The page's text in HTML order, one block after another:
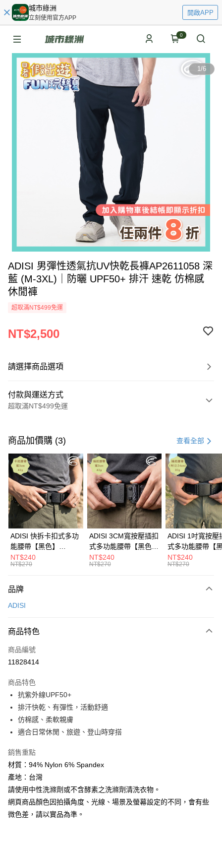
城市綠洲
立刻使用官方APP
開啟APP
0
1/6
ADISI 男彈性透氣抗UV快乾長褲AP2611058 深
藍 (M-3XL)｜防曬 UPF50+ 排汗 速乾 仿棉感
休閒褲
超取滿NT$499免運
NT$2,500
請選擇商品選項
付款與運送方式
超取滿NT$499免運
信用卡一次付款
超商取貨付款
LINE Pay
Apple Pay
街口支付
悠遊付
Google Pay
全盈+PAY
AFTEE先享後付
【關於「AFTEE先享後付」】
便利好安心！
１．簡單：不需註冊會員、不需綁卡、不需儲值。
２．便利：只要手機號碼，簡訊認證，即可結帳。
３．安心：先確認商品／服務後，再付款。
１．於結帳方式選擇「AFTEE先享後付」後，將跳轉至「AFTEE先享後付」
結帳頁面，進行簡訊認證並確認金額後，即可完成結帳。
２．訂單成立數日內，您將收到繳費通知簡訊。
３．收到繳費通知簡訊後14天內，點擊此簡訊中的連結，可透過四大超商／
ATM／網路銀行／等多元方式進行付款，方視為交易完成。
購買商品的店家。未經商家同意取消之訂單仍視為有效，需透過AFTEE先享
※ 交易是否成功請以「AFTEE先享後付 」之結帳頁面顯示為準，若有關於
是否繳費成功／繳費後需取消欲退款等相關疑問，請聯繫「AFTEE先享後付
客戶支援中心」
https://netprotections.freshdesk.com/support/home
【注意事項】
１．透過由恩沛科技股份有限公司提供之「AFTEE先享後付」服務完成之交
易，需依本服務之必要範圍內提供個人資料，並將交易相關給付款項請求債
權轉讓予恩沛科技股份有限公司。
貨到付款
運送方式
7-11取貨付款
每筆NT$60，滿NT$799(含以上)免運費
每筆NT$100，滿NT$799(含以上)免運費
付款後門市自取
免運費
貨到付款
每筆NT$130，滿NT$3,000(含以上)免運費
商品加價購 (3) 查看全部
ADISI 快拆卡扣式多功
能腰帶【黑色】
AS26038 / MIT台灣製
NT$240
NT$270
ADISI 3CM寬按壓插扣
式多功能腰帶【黑色】
AS26047 / MIT台灣製
NT$240
NT$270
ADISI 1吋寬按壓
式多功能腰帶【
AS26035 / MIT
NT$240
NT$270
品牌
ADISI
商品特色
商品編號
11828414
商品特色
抗紫外線UPF50+
排汗快乾、有彈性，活動舒適
仿棉感、柔軟親膚
適合日常休閒、旅遊、登山時穿搭
銷售重點
材質：94% Nylon 6% Spandex
產地：台灣
請使用中性洗滌劑或不含酵素之洗滌劑清洗衣物。
網頁商品顏色因拍攝角度、光線、場景及螢幕設定的不同，會有些
微色差，請以實品為準。